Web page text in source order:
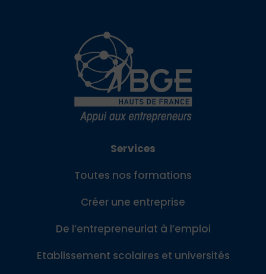
Services
Toutes nos formations
Créer une entreprise
De l’entrepreneuriat à l’emploi
Etablissement scolaires et universités